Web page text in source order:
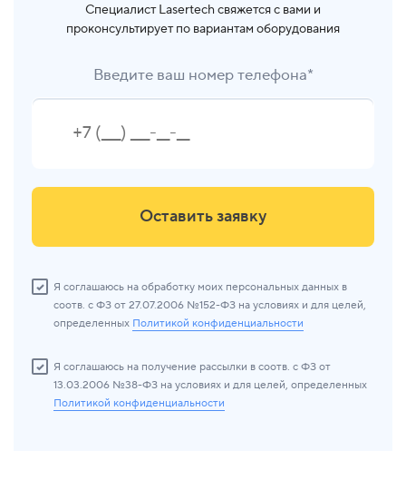
Специалист Lasertech свяжется с вами и
проконсультирует по вариантам оборудования
Введите ваш номер телефона*
Оставить заявку
Я соглашаюсь на обработку моих персональных данных в
соотв. с ФЗ от 27.07.2006 №152-ФЗ на условиях и для целей,
определенных Политикой конфиденциальности
Я соглашаюсь на получение рассылки в соотв. с ФЗ от
13.03.2006 №38-ФЗ на условиях и для целей, определенных
Политикой конфиденциальности